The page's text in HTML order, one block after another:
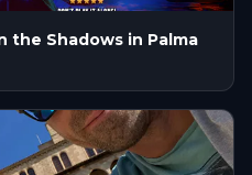
the Shadows in Palma